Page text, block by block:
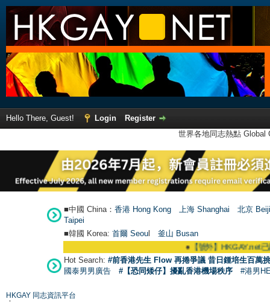
Hello There, Guest! Login
Register
世界各地同志熱點
■中國 China： 香港 Hong Kong 上海 Shanghai
北京
Taipei
■韓國 Korea: 首爾 Seoul 釜山 Busan
【號外】HKGAY.net已
Hot Search: #前香港先生 Flow 再捲爭議 昔日鍾培生百萬
國泰男男廣告
#【恐同矮仔】擾亂香港機場秩序 #港男
HKGAY 同志資訊平台